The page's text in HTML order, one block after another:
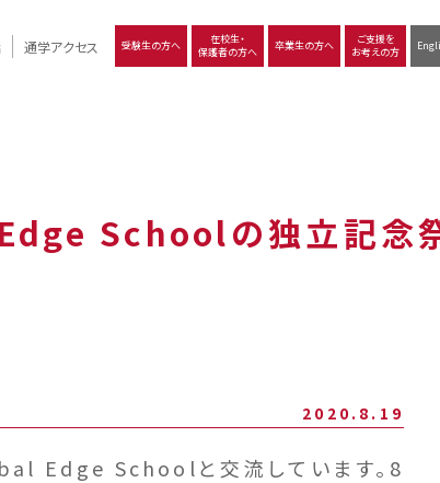
通学アクセス 受験生の方へ
在校生・
保護者の方へ
卒業生の方へ
ご支援を
お考えの方
Schoolの独立記念
2020.8.19
Edge Schoolと交流しています。8